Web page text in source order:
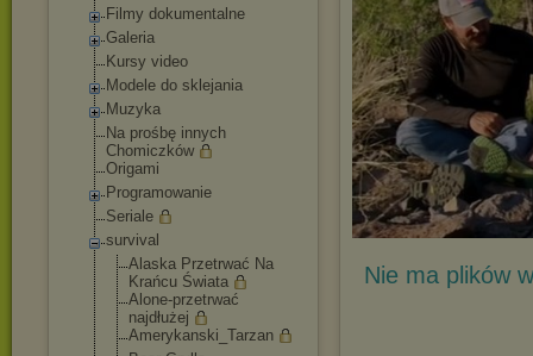
Filmy dokumentalne
Galeria
Kursy video
Modele do sklejania
Muzyka
Na prośbę innych
Chomiczków
Origami
Programowanie
Seriale
survival
Alaska Przetrwać Na
Krańcu Świata
Alone-przetrwać
najdłużej
Amerykanski_Tarzan
Nie ma plików